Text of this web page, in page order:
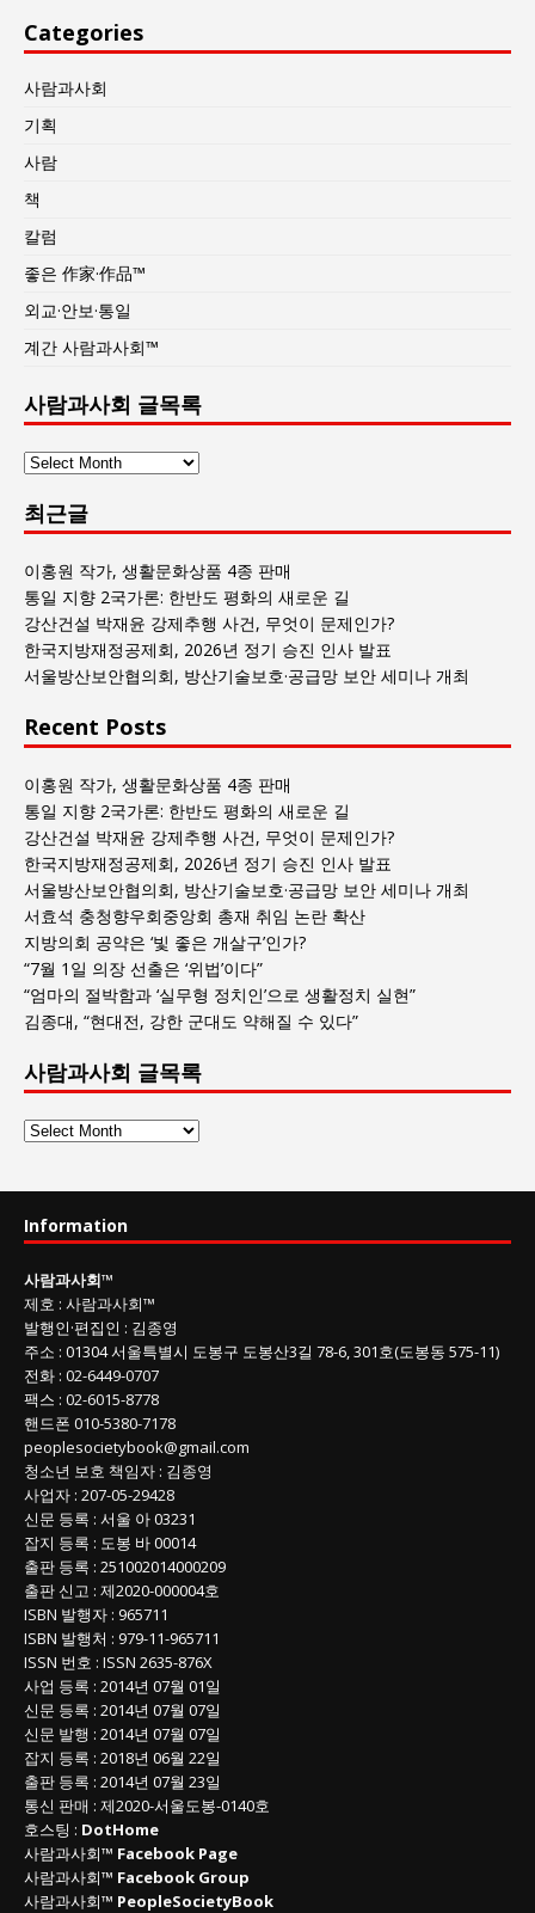
Categories
사람과사회
기획
사람
책
칼럼
좋은 作家·作品™
외교·안보·통일
계간 사람과사회™
사람과사회 글목록
사
과
사
회
글
목
록
최근글
이홍원 작가, 생활문화상품 4종 판매
통일 지향 2국가론: 한반도 평화의 새로운 길
강산건설 박재윤 강제추행 사건, 무엇이 문제인가?
한국지방재정공제회, 2026년 정기 승진 인사 발표
서울방산보안협의회, 방산기술보호·공급망 보안 세미나 개최
Recent Posts
이홍원 작가, 생활문화상품 4종 판매
통일 지향 2국가론: 한반도 평화의 새로운 길
강산건설 박재윤 강제추행 사건, 무엇이 문제인가?
한국지방재정공제회, 2026년 정기 승진 인사 발표
서울방산보안협의회, 방산기술보호·공급망 보안 세미나 개최
서효석 충청향우회중앙회 총재 취임 논란 확산
지방의회 공약은 ‘빛 좋은 개살구’인가?
“7월 1일 의장 선출은 ‘위법’이다”
“엄마의 절박함과 ‘실무형 정치인’으로 생활정치 실현”
김종대, “현대전, 강한 군대도 약해질 수 있다”
사람과사회 글목록
사
회
목
록
Information
사람과사회™
제호 : 사람과사회™
발행인·편집인 : 김종영
주소 : 01304서울특별시 도봉구 도봉산3길 78-6, 301호(도봉동 575-11)
전화 : 02-6449-0707
팩스 : 02-6015-8778
핸드폰 010-5380-7178
peoplesocietybook@gmail.com
청소년 보호 책임자 : 김종영
사업자 : 207-05-29428
신문 등록 : 서울 아 03231
잡지 등록 : 도봉 바 00014
출판 등록 : 251002014000209
출판 신고 : 제2020-000004호
ISBN 발행자 : 965711
ISBN 발행처 : 979-11-965711
ISSN 번호 : ISSN 2635-876X
사업 등록 : 2014년 07월 01일
신문 등록 : 2014년 07월 07일
신문 발행 : 2014년 07월 07일
잡지 등록 : 2018년 06월 22일
출판 등록 : 2014년 07월 23일
통신 판매 : 제2020-서울도봉-0140호
호스팅 : DotHome
사람과사회™ Facebook Page
사람과사회™ Facebook Group
사람과사회™ PeopleSocietyBook